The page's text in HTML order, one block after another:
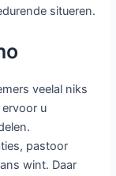
situeren.
veelal niks
u
pastoor
wint. Daar